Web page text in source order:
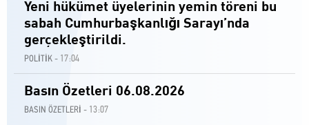
Yeni hükümet üyelerinin yemin töreni bu
sabah Cumhurbaşkanlığı Sarayı’nda
gerçekleştirildi.
POLİTİK - 17:04
Basın Özetleri 06.08.2026
BASIN ÖZETLERİ - 13:07